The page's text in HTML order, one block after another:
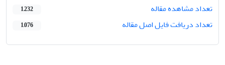
تعداد مشاهده مقاله
1,232
تعداد دریافت فایل اصل مقاله 1,076